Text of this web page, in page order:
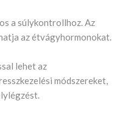
a súlykontrollhoz. Az
az étvágyhormonokat.
lehet az
módszereket,